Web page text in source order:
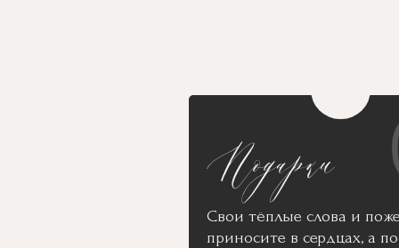
Свои тёплые слова и
приносите в сердцах, а